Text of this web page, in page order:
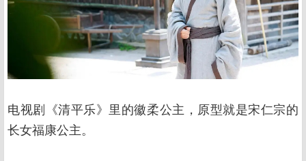
电视剧《清平乐》里的徽柔公主，原型就是宋仁宗的
长女福康公主。